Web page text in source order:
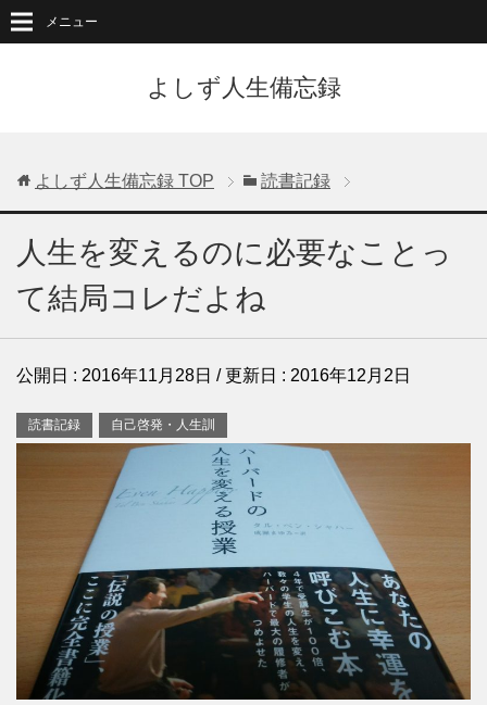
よしず人生備忘録
メニュー
よしず人生備忘録 TOP 読書記録
人生を変えるのに必要なことっ
て結局コレだよね
公開日 : 2016年11月28日 / 更新日 : 2016年12月2日
読書記録 自己啓発・人生訓